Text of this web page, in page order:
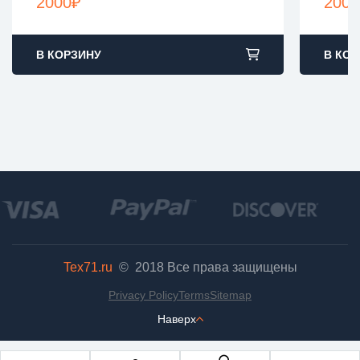
В КОРЗИНУ В
Tex71.ru © 2018 Все права защищены
Наверх
Privacy PolicyTermsSitemap